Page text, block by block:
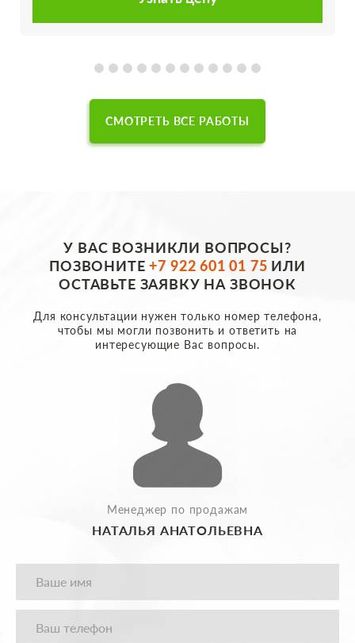
СМОТРЕТЬ ВСЕ РАБОТЫ
У ВАС ВОЗНИКЛИ ВОПРОСЫ?
ПОЗВОНИТЕ+7 922 601 01 75 ИЛИ
ОСТАВЬТЕ ЗАЯВКУ НА ЗВОНОК
Для консультации нужен только номер телефона,
чтобы мы могли позвонить и ответить на
интересующие Вас вопросы.
Менеджер по продажам
НАТАЛЬЯ АНАТОЛЬЕВНА